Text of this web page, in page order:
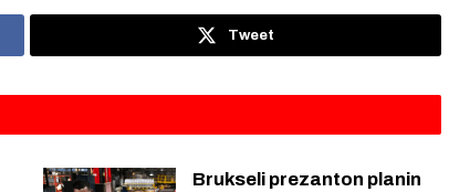
Tweet
Brukseli prezanton planin